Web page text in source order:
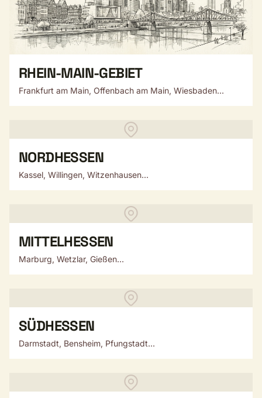
RHEIN-MAIN-GEBIET
Frankfurt am Main, Offenbach am Main, Wiesbaden...
NORDHESSEN
Kassel, Willingen, Witzenhausen...
MITTELHESSEN
Marburg, Wetzlar, Gießen...
SÜDHESSEN
Darmstadt, Bensheim, Pfungstadt...